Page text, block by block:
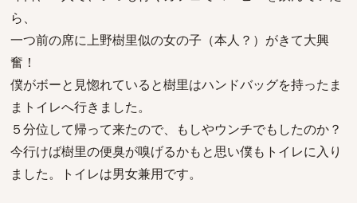
ら、
一つ前の席に上野樹里似の女の子（本人？）がきて大興
奮！
僕がボーと見惚れていると樹里はハンドバッグを持ったま
まトイレへ行きました。
５分位して帰って来たので、もしやウンチでもしたのか？
今行けば樹里の便臭が嗅げるかもと思い僕もトイレに入り
ました。トイレは男女兼用です。